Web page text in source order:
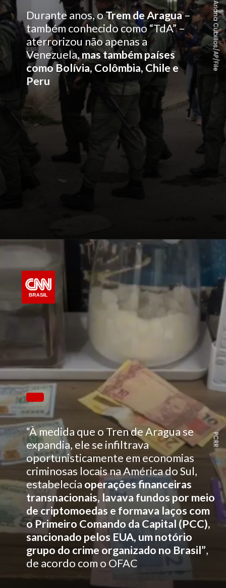
Durante anos, oTrem de Aragua–
também conhecido como “TdA” –
aterrorizou não apenas a
Venezuela,mas também países
como Bolívia, Colômbia, Chile e
Peru
Ariana Cubillos/AP/File
“À medida que o Tren de Aragua se
expandia, ele se infiltrava
oportunisticamente em economias
criminosas locais na América do Sul,
estabelecia operações financeiras
transnacionais, lavava fundos por meio
de criptomoedas e formava laços com
o Primeiro Comando da Capital (PCC),
sancionado pelos EUA, um notório
grupo do crime organizado no Brasil”,
de acordo com o OFAC
PCRR